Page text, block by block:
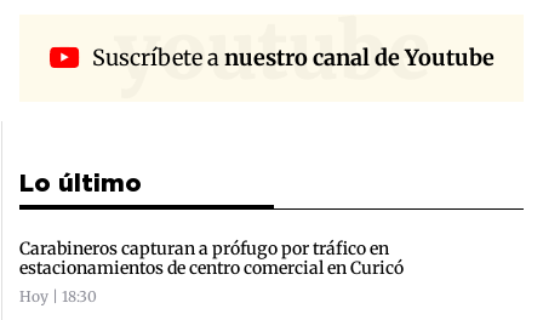
youtube
Suscríbete anuestro canal de Youtube
Lo último
Carabineros capturan a prófugo por tráfico en
estacionamientos de centro comercial en Curicó
Hoy | 18:30